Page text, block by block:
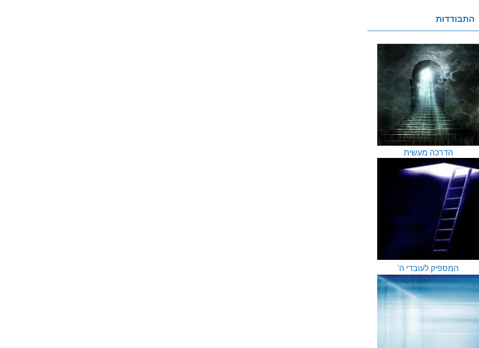
התבודדות
הדרכה מעשית
המספיק לעובדי ה'